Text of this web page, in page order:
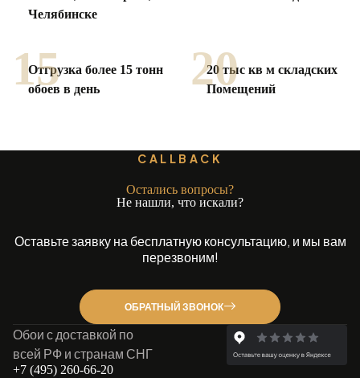
Челябинске
15
Отгрузка более 15 тонн
обоев в день
20
20 тыс кв м складских
Помещений
CALLBACK
Остались вопросы?
Не нашли, что искали?
Оставьте заявку на бесплатную консультацию, и мы вам
перезвоним!
ОБРАТНЫЙ ЗВОНОК
Обои с доставкой по
всей РФ и странам СНГ
+7 (495) 260-66-20